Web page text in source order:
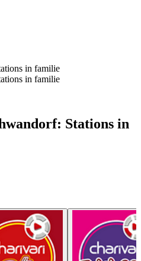
in familie
in familie
Stations in